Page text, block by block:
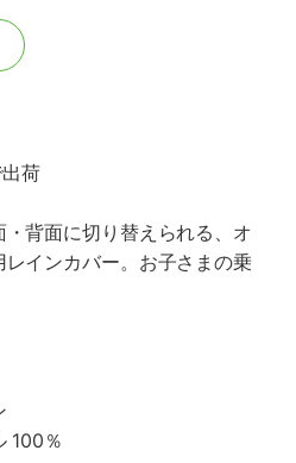
荷
背面に切り替えられる、オ
インカバー。お子さまの乗
100％